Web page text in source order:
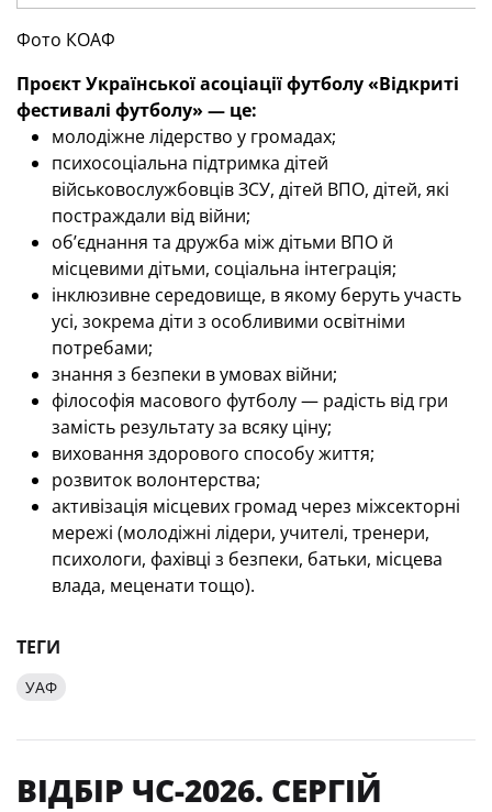
Фото КОАФ
Проєкт Української асоціації футболу «Відкриті
фестивалі футболу» — це:
молодіжне лідерство у громадах;
психосоціальна підтримка дітей
військовослужбовців ЗСУ, дітей ВПО, дітей, які
постраждали від війни;
об’єднання та дружба між дітьми ВПО й
місцевими дітьми, соціальна інтеграція;
інклюзивне середовище, в якому беруть участь
усі, зокрема діти з особливими освітніми
потребами;
знання з безпеки в умовах війни;
філософія масового футболу — радість від гри
замість результату за всяку ціну;
виховання здорового способу життя;
розвиток волонтерства;
активізація місцевих громад через міжсекторні
мережі (молодіжні лідери, учителі, тренери,
психологи, фахівці з безпеки, батьки, місцева
влада, меценати тощо).
ТЕГИ
УАФ
ВІДБІР ЧС-2026. СЕРГІЙ